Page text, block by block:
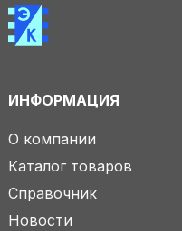
ИНФОРМАЦИЯ
О компании
Каталог товаров
Справочник
Новости